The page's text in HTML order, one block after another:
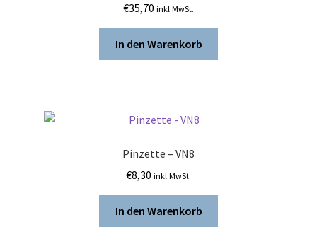
€35,70 inkl.MwSt.
In den Warenkorb
Pinzette – VN8
€8,30 inkl.MwSt.
In den Warenkorb